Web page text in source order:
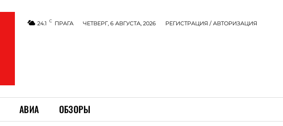
24.1 C ПРАГА ЧЕТВЕРГ, 6 АВГУСТА, 2026 РЕГИСТРАЦИЯ / АВТОРИЗАЦИЯ
АВИА ОБЗОРЫ